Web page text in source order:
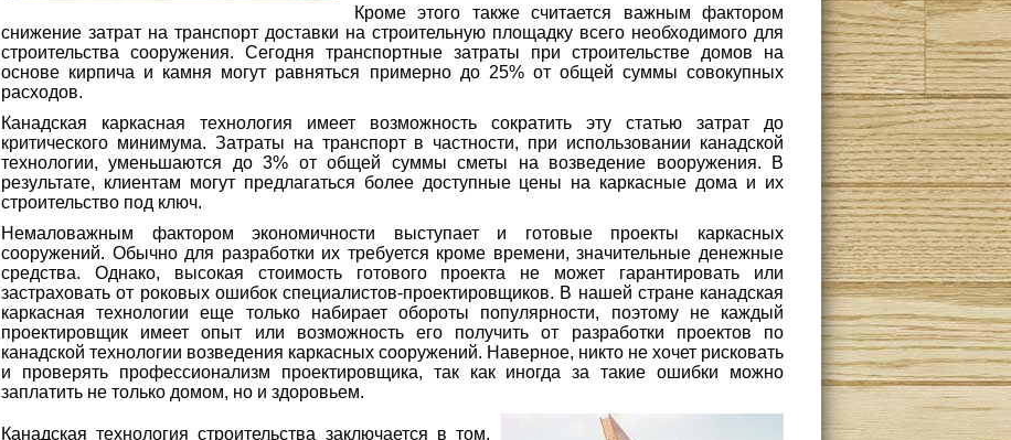
Кроме этого также считается важным фактором
снижение затрат на транспорт доставки на строительную площадку всего необходимого для
строительства сооружения. Сегодня транспортные затраты при строительстве домов на
основе кирпича и камня могут равняться примерно до 25% от общей суммы совокупных
расходов.
Канадская каркасная технология имеет возможность сократить эту статью затрат до
критического минимума. Затраты на транспорт в частности, при использовании канадской
технологии, уменьшаются до 3% от общей суммы сметы на возведение вооружения. В
результате, клиентам могут предлагаться более доступные цены на каркасные дома и их
строительство под ключ.
Немаловажным фактором экономичности выступает и готовые проекты каркасных
сооружений. Обычно для разработки их требуется кроме времени, значительные денежные
средства. Однако, высокая стоимость готового проекта не может гарантировать или
застраховать от роковых ошибок специалистов-проектировщиков. В нашей стране канадская
каркасная технологии еще только набирает обороты популярности, поэтому не каждый
проектировщик имеет опыт или возможность его получить от разработки проектов по
канадской технологии возведения каркасных сооружений. Наверное, никто не хочет рисковать
и проверять профессионализм проектировщика, так как иногда за такие ошибки можно
заплатить не только домом, но и здоровьем.
Канадская технология строительства заключается в том,